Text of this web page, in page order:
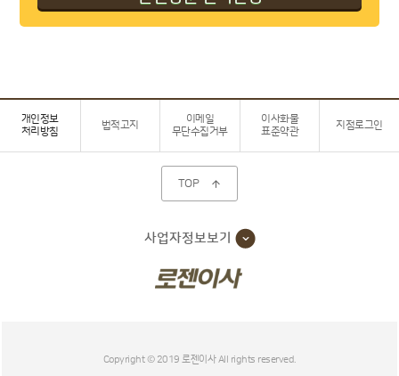
개인정보
처리방침
법적고지
이메일
무단수집거부
이사화물
표준약관
지점로그인
TOP 
사업자정보보기
Copyright © 2019 로젠이사 All rights reserved.